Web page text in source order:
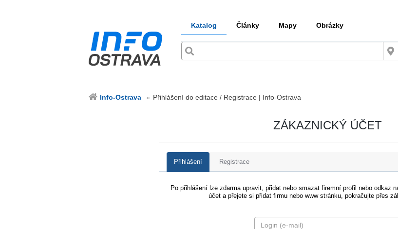
Katalog Články Mapy Obrázky
Info-Ostrava Přihlášení do editace / Registrace | Info-Ostrava
ZÁKAZNICKÝ ÚČET
Přihlášení Registrace
Po přihlášení lze zdarma upravit, přidat nebo smazat firemní profil nebo odkaz
účet a přejete si přidat firmu nebo www stránku, pokračujte přes